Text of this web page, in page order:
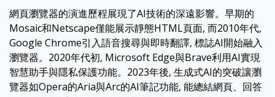
網頁瀏覽器的演進歷程展現了AI技術的深遠影響。早期的
Mosaic和Netscape僅能展示靜態HTML頁面, 而2010年代,
Google Chrome引入語音搜尋與即時翻譯, 標誌AI開始融入
瀏覽器。2020年代初, Microsoft Edge與Brave利用AI實現
智慧助手與隱私保護功能。2023年後, 生成式AI的突破讓瀏
覽器如Opera的Aria與Arc的AI筆記功能, 能總結網頁、回答